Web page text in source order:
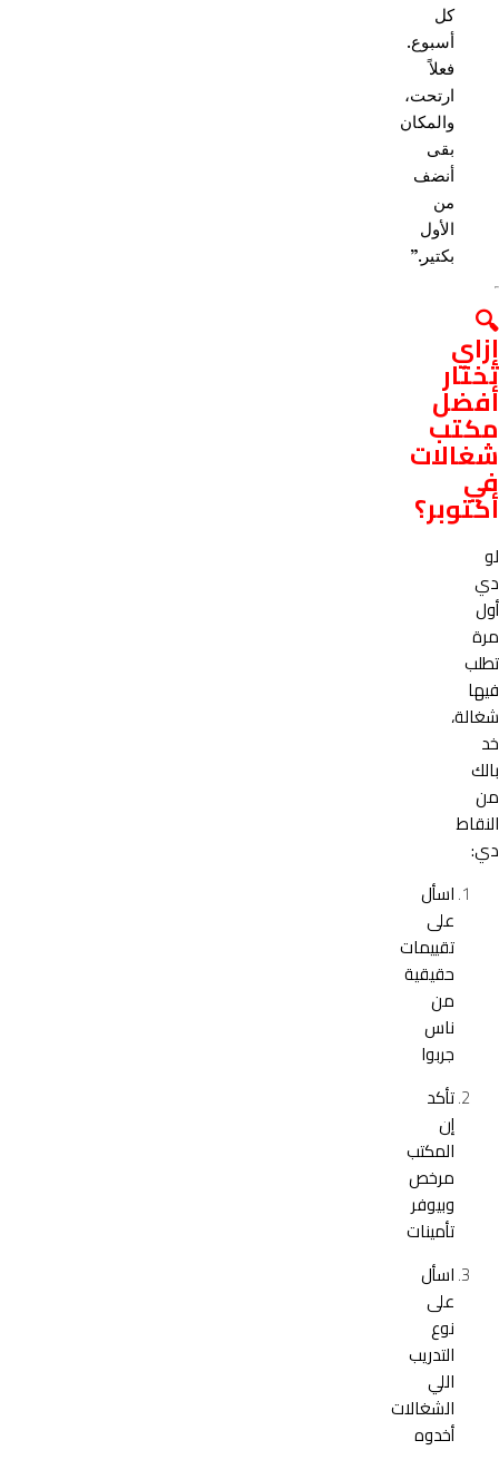
كل
أسبوع.
فعلاً
ارتحت،
والمكان
بقى
أنضف
من
الأول
بكتير.”
🔍
إزاي
تختار
أفضل
مكتب
شغالات
في
أكتوبر؟
لو
دي
أول
مرة
تطلب
فيها
شغالة،
خد
بالك
من
النقاط
دي:
اسأل
على
تقييمات
حقيقية
من
ناس
جربوا
تأكد
إن
المكتب
مرخص
وبيوفر
تأمينات
اسأل
على
نوع
التدريب
اللي
الشغالات
أخدوه